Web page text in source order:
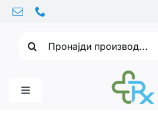
Skip
content
Toggle